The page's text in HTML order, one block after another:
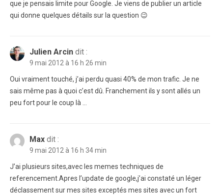
que je pensais limite pour Google. Je viens de publier un article
qui donne quelques détails sur la question 😉
Julien Arcin dit :
9 mai 2012 à 16 h 26 min
Oui vraiment touché, j’ai perdu quasi 40% de mon trafic. Je ne
sais même pas à quoi c’est dû. Franchement ils y sont allés un
peu fort pour le coup là …
Max dit :
9 mai 2012 à 16 h 34 min
J’ai plusieurs sites,avec les memes techniques de
referencement.Apres l’update de google,j’ai constaté un léger
déclassement sur mes sites exceptés mes sites avec un fort